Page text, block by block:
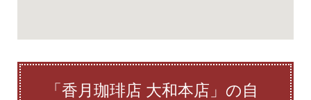
「香月珈琲店 大和本店」の自